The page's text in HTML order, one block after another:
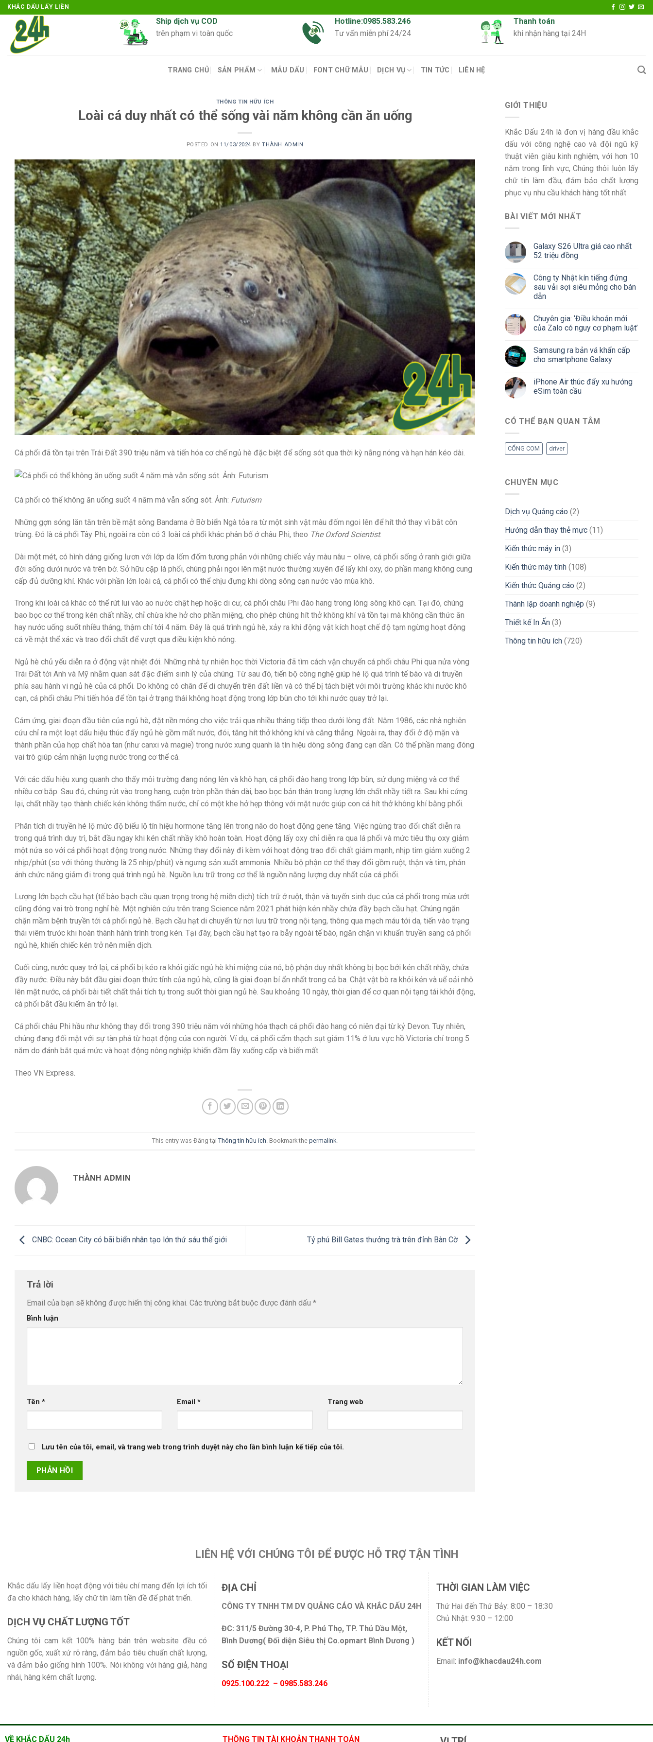
Skip
to
content
KHẮC DẤU LẤY LIỀN
Ship dịch vụ COD
trên phạm vi toàn quốc
Hotline:0985.583.246
Tư vấn miễn phí 24/24
Thanh toán
khi nhận hàng tại 24H
TRANG CHỦ SẢN PHẨM MẪU DẤU FONT CHỮ MẪU DỊCH VỤ TIN TỨC LIÊN HỆ
THÔNG TIN HỮU ÍCH
Loài cá duy nhất có thể sống vài năm không cần ăn uống
POSTED ON11/03/2024 BYTHÀNH ADMIN
Cá phổi đã tồn tại trên Trái Đất 390 triệu năm và tiến hóa cơ chế ngủ hè đặc biệt để sống sót qua thời kỳ nắng nóng và hạn hán kéo dài.
Cá phổi có thể không ăn uống suốt 4 năm mà vẫn sống sót. Ảnh: Futurism
Những gợn sóng lăn tăn trên bề mặt sông Bandama ở Bờ biển Ngà tỏa ra từ một sinh vật màu đốm ngoi lên để hít thở thay vì bắt côn
trùng. Đó là cá phổi Tây Phi, ngoài ra còn có 3 loài cá phổi khác phân bố ở châu Phi, theo The Oxford Scientist.
Dài một mét, có hình dáng giống lươn với lớp da lốm đốm tương phản với những chiếc vảy màu nâu – olive, cá phổi sống ở ranh giới giữa
đời sống dưới nước và trên bờ. Sở hữu cặp lá phổi, chúng phải ngoi lên mặt nước thường xuyên để lấy khí oxy, do phần mang không cung
cấp đủ dưỡng khí. Khác với phần lớn loài cá, cá phổi có thể chịu đựng khi dòng sông cạn nước vào mùa khô.
Trong khi loài cá khác có thể rút lui vào ao nước chật hẹp hoặc di cư, cá phổi châu Phi đào hang trong lòng sông khô cạn. Tại đó, chúng
bao bọc cơ thể trong kén chất nhầy, chỉ chừa khe hở cho phần miệng, cho phép chúng hít thở không khí và tồn tại mà không cần thức ăn
hay nước uống suốt nhiều tháng, thậm chí tới 4 năm. Đây là quá trình ngủ hè, xảy ra khi động vật kích hoạt chế độ tạm ngừng hoạt động
cả về mặt thể xác và trao đổi chất để vượt qua điều kiện khô nóng.
Ngủ hè chủ yếu diễn ra ở động vật nhiệt đới. Những nhà tự nhiên học thời Victoria đã tìm cách vận chuyển cá phổi châu Phi qua nửa vòng
Trái Đất tới Anh và Mỹ nhằm quan sát đặc điểm sinh lý của chúng. Từ sau đó, tiến bộ công nghệ giúp hé lộ quá trình tế bào và di truyền
phía sau hành vi ngủ hè của cá phổi. Do không có chân để di chuyển trên đất liền và có thể bị tách biệt với môi trường khác khi nước khô
cạn, cá phổi châu Phi tiến hóa để tồn tại ở trạng thái không hoạt động trong lớp bùn cho tới khi nước quay trở lại.
Cảm ứng, giai đoạn đầu tiên của ngủ hè, đặt nền móng cho việc trải qua nhiều tháng tiếp theo dưới lòng đất. Năm 1986, các nhà nghiên
cứu chỉ ra một loạt dấu hiệu thúc đẩy ngủ hè gồm mất nước, đói, tăng hít thở không khí và căng thẳng. Ngoài ra, thay đổi ở độ mặn và
thành phần của hợp chất hòa tan (như canxi và magie) trong nước xung quanh là tín hiệu dòng sông đang cạn dần. Có thể phần mang đóng
vai trò giúp cảm nhận lượng nước trong cơ thể cá.
Với các dấu hiệu xung quanh cho thấy môi trường đang nóng lên và khô hạn, cá phổi đào hang trong lớp bùn, sử dụng miệng và cơ thể
nhiều cơ bắp. Sau đó, chúng rút vào trong hang, cuộn tròn phần thân dài, bao bọc bản thân trong lượng lớn chất nhầy tiết ra. Sau khi cứng
lại, chất nhầy tạo thành chiếc kén không thấm nước, chỉ có một khe hở hẹp thông với mặt nước giúp con cá hít thở không khí bằng phổi.
Phân tích di truyền hé lộ mức độ biểu lộ tín hiệu hormone tăng lên trong não do hoạt động gene tăng. Việc ngừng trao đổi chất diễn ra
trong quá trình duy trì, bắt đầu ngay khi kén chất nhầy khô hoàn toàn. Hoạt động lấy oxy chỉ diễn ra qua lá phổi và mức tiêu thụ oxy giảm
một nửa so với cá phổi hoạt động trong nước. Những thay đổi này đi kèm với hoạt động trao đổi chất giảm mạnh, nhịp tim giảm xuống 2
nhịp/phút (so với thông thường là 25 nhịp/phút) và ngưng sản xuất ammonia. Nhiều bộ phận cơ thể thay đổi gồm ruột, thận và tim, phản
ánh chức năng giảm đi trong quá trình ngủ hè. Nguồn lưu trữ trong cơ thể là nguồn năng lượng duy nhất của cá phổi.
Lượng lớn bạch cầu hạt (tế bào bạch cầu quan trọng trong hệ miễn dịch) tích trữ ở ruột, thận và tuyến sinh dục của cá phổi trong mùa ướt
cũng đóng vai trò trong nghỉ hè. Một nghiên cứu trên trang Science năm 2021 phát hiện kén nhầy chứa đầy bạch cầu hạt. Chúng ngăn
chặn mầm bệnh truyền tới cá phổi ngủ hè. Bạch cầu hạt di chuyển từ nơi lưu trữ trong nội tạng, thông qua mạch máu tới da, tiến vào trạng
thái viêm trước khi hoàn thành hành trình trong kén. Tại đây, bạch cầu hạt tạo ra bẫy ngoài tế bào, ngăn chặn vi khuẩn truyền sang cá phổi
ngủ hè, khiến chiếc kén trở nên miễn dịch.
Cuối cùng, nước quay trở lại, cá phổi bị kéo ra khỏi giấc ngủ hè khi miệng của nó, bộ phận duy nhất không bị bọc bởi kén chất nhầy, chứa
đầy nước. Điều này bắt đầu giai đoạn thức tỉnh của ngủ hè, cũng là giai đoạn bí ẩn nhất trong cả ba. Chật vật bò ra khỏi kén và uể oải nhô
lên mặt nước, cá phổi bài tiết chất thải tích tụ trong suốt thời gian ngủ hè. Sau khoảng 10 ngày, thời gian để cơ quan nội tạng tái khởi động,
cá phổi bắt đầu kiếm ăn trở lại.
Cá phổi châu Phi hầu như không thay đổi trong 390 triệu năm với những hóa thạch cá phổi đào hang có niên đại từ kỷ Devon. Tuy nhiên,
chúng đang đối mặt với sự tàn phá từ hoạt động của con người. Ví dụ, cá phổi cẩm thạch sụt giảm 11% ở lưu vực hồ Victoria chỉ trong 5
năm do đánh bắt quá mức và hoạt động nông nghiệp khiến đầm lầy xuống cấp và biến mất.
Theo VN Express.
This entry was Đăng tại Thông tin hữu ích. Bookmark the permalink.
THÀNH ADMIN
CNBC: Ocean City có bãi biển nhân tạo lớn thứ sáu thế giới Tỷ phú Bill Gates thưởng trà trên đỉnh Bàn Cờ
Trả lời
Email của bạn sẽ không được hiển thị công khai. Các trường bắt buộc được đánh dấu *
Bình luận
Tên * Email* Trang web
Lưu tên của tôi, email, và trang web trong trình duyệt này cho lần bình luận kế tiếp của tôi.
GIỚI THIỆU
Khắc Dấu 24h là đơn vị hàng đầu khắc
dấu với công nghệ cao và đội ngũ kỹ
thuật viên giàu kinh nghiệm, với hơn 10
năm trong lĩnh vực, Chúng thôi luôn lấy
chữ tín làm đầu, đảm bảo chất lượng
phục vụ nhu cầu khách hàng tốt nhất
BÀI VIẾT MỚI NHẤT
Galaxy S26 Ultra giá cao nhất
52 triệu đồng
Công ty Nhật kín tiếng đứng
sau vải sợi siêu mỏng cho bán
dẫn
Chuyên gia: ‘Điều khoản mới
của Zalo có nguy cơ phạm luật’
Samsung ra bản vá khẩn cấp
cho smartphone Galaxy
iPhone Air thúc đẩy xu hướng
eSim toàn cầu
CÓ THỂ BẠN QUAN TÂM
CỔNG COM driver
CHUYÊN MỤC
Dịch vụ Quảng cáo (2)
Hướng dẫn thay thẻ mực (11)
Kiến thức máy in (3)
Kiến thức máy tính (108)
Kiến thức Quảng cáo (2)
Thành lập doanh nghiệp (9)
Thiết kế In Ấn (3)
Thông tin hữu ích (720)
LIÊN HỆ VỚI CHÚNG TÔI ĐỂ ĐƯỢC HỖ TRỢ TẬN TÌNH
Khắc dấu lấy liền hoạt động với tiêu chí mang đến lợi ích tối
đa cho khách hàng, lấy chữ tín làm tiền đề để phát triển.
DỊCH VỤ CHẤT LƯỢNG TỐT
Chúng tôi cam kết 100% hàng bán trên website đều có
nguồn gốc, xuất xứ rõ ràng, đảm bảo tiêu chuẩn chất lượng,
và đảm bảo giống hình 100%. Nói không với hàng giả, hàng
nhái, hàng kém chất lượng.
ĐỊA CHỈ
CÔNG TY TNHH TM DV QUẢNG CÁO VÀ KHẮC DẤU 24H
ĐC: 311/5 Đường 30-4, P. Phú Thọ, TP. Thủ Dầu Một,
Bình Dương( Đối diện Siêu thị Co.opmart Bình Dương )
SỐ ĐIỆN THOẠI
0925.100.222 – 0985.583.246
THỜI GIAN LÀM VIỆC
Thứ Hai đến Thứ Bảy: 8:00 – 18:30
Chủ Nhật: 9:30 – 12:00
KẾT NỐI
Email: info@khacdau24h.com
VỀ KHẮC DẤU 24h THÔNG TIN TÀI KHOẢN THANH TOÁN